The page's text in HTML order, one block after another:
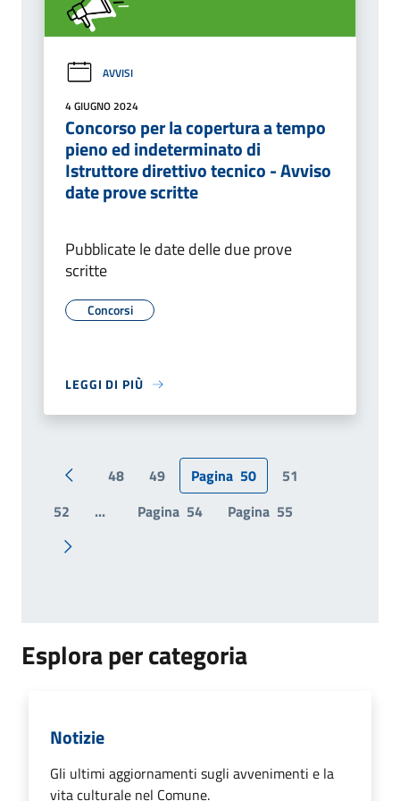
AVVISI
4 GIUGNO 2024
Concorso per la copertura a tempo
pieno ed indeterminato di
Istruttore direttivo tecnico - Avviso
date prove scritte
Pubblicate le date delle due prove
scritte
Concorsi
LEGGI DI PIÙ
Pagina precedente
48 49 Pagina 50
51
52
... Pagina 54 Pagina 55
Pagina successiva
Esplora per categoria
Notizie
Gli ultimi aggiornamenti sugli avvenimenti e la
vita culturale nel Comune.